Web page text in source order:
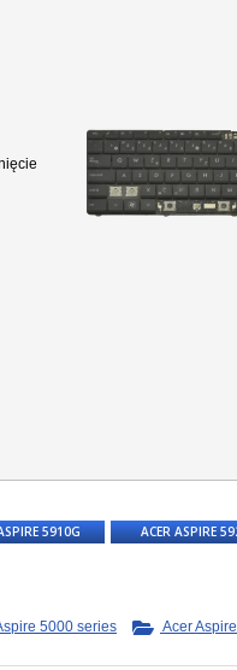
5910G ACER ASPIRE
5000 series
Acer